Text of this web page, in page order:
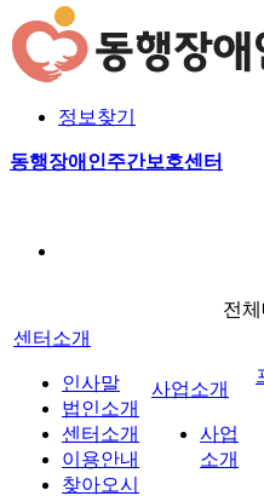
본문 바로가기
로그인
정보찾기
동행장애인주간보호센터
사업소개
사업소개
자원봉사안내
전
센터소개
인사말
법인소개
센터소개
이용안내
찾아오시
사업소개
사업
소개